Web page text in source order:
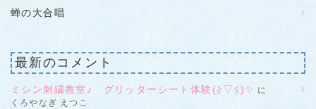
蝉の大合唱
最新のコメント
ミシン刺繍教室♪ グリッターシート体験(≧▽≦)✨ に
くろやなぎ えつこ